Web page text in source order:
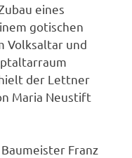
eines
gotischen
Volksaltar und
der Lettner
Maria Neustift
Franz